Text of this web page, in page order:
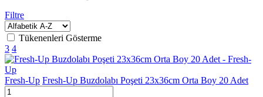
Filtre
Tükenenleri Gösterme
3 4
Fresh-Up Fresh-Up Buzdolabı Poşeti 23x36cm Orta Boy 20 Adet